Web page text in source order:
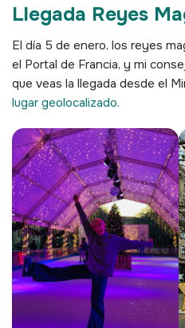
Llegada Reyes
El día 5 de enero, los reyes
el Portal de Francia, y mi
que veas la llegada desde el
lugar geolocalizado.